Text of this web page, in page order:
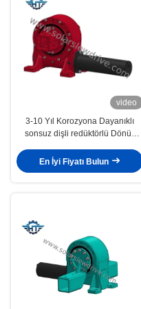
video
3-10 Yıl Korozyona Dayanıklı
sonsuz dişli redüktörlü Dönüş
En İyi Fiyatı Bulun